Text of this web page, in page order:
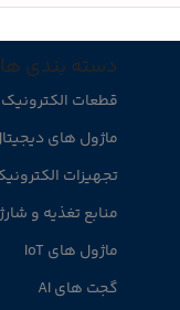
دسته بندی ها
قطعات الکترونیک
ماژول های
تجهیزات
منابع تغذیه و
ماژول های IoT
گجت های AI